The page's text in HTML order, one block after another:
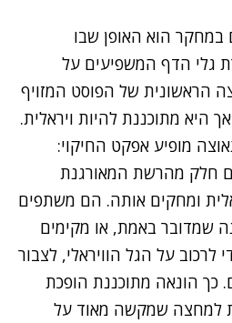
הוא האופן שבו
גלי הדף המשפיעים על
הראשונית של הפוסט המזויף
היא מתוכננת להיות ויראלית.
מופיע אפקט החיקוי:
חלק מהרשת המאורגנת
ומחקים אותה. הם משתפים
שמדובר באמת, או מקימים
לרכוב על הגל הוויראלי, לצבור
כך הונאה מתוכננת הופכת
למחצה שמקשה מאוד על